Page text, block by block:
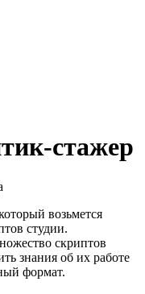
стажер
возьмется
студии.
скриптов
знания об их работе
формат.